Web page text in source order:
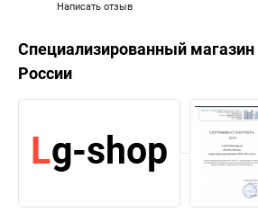
Написать отзыв
Специализированный магазин
России